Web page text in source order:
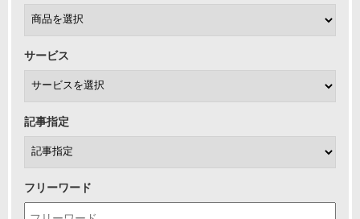
サービス
記事指定
フリーワード